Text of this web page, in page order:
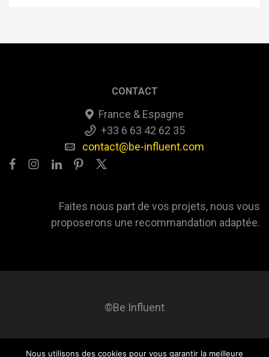
CONTACT
France & Espagne
+33 6 63 42 62 35
contact@be-influent.com
Faites nous part de vos projets, nous vous
proposerons une recommandation adaptée.
©Be Influent
Nous utilisons des cookies pour vous garantir la meilleure